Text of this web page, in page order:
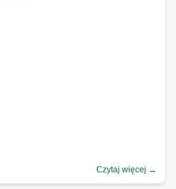
Czytaj więcej →